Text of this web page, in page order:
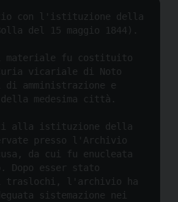
con l'istituzione della
del 15 maggio 1844).
materiale fu costituito
vicariale di Noto
amministrazione e
medesima città.
alla istituzione della
presso l'Archivio
da cui fu enucleata
Dopo esser stato
traslochi, l'archivio ha
sistemazione nei